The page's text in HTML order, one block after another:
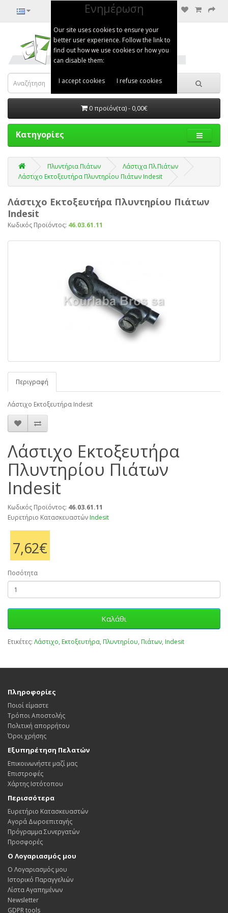
Ενημέρωση
Our site uses cookies to ensure your
better user experience. Follow the link to
find out how we use cookies or how you
can disable them:
I accept cookies I refuse cookies
0 προϊόν(τα) - 0,00€
Κατηγορίες
Πλυντήρια Πιάτων
Λάστιχα Πλ.Πιάτων
Λάστιχο Εκτοξευτήρα Πλυντηρίου Πιάτων Indesit
Λάστιχο Εκτοξευτήρα Πλυντηρίου Πιάτων
Indesit
Κωδικός Προϊόντος: 46.03.61.11
Περιγραφή
Λάστιχο Εκτοξευτήρα Indesit
Λάστιχο Εκτοξευτήρα
Πλυντηρίου Πιάτων
Indesit
Κωδικός Προϊόντος: 46.03.61.11
Ευρετήριο Κατασκευαστών Indesit
7,62€
Ποσότητα
Καλάθι
Ετικέτες: Λάστιχο, Εκτοξευτήρα, Πλυντηρίου, Πιάτων, Indesit
Πληροφορίες
Ποιοί είμαστε
Τρόποι Αποστολής
Πολιτική απορρήτου
Όροι χρήσης
Εξυπηρέτηση Πελατών
Επικοινωνήστε μαζί μας
Επιστροφές
Χάρτης Ιστότοπου
Περισσότερα
Ευρετήριο Κατασκευαστών
Αγορά Δωροεπιταγής
Πρόγραμμα Συνεργατών
Προσφορές
Ο Λογαριασμός μου
Ο Λογαριασμός μου
Ιστορικό Παραγγελιών
Λίστα Αγαπημένων
Newsletter
GDPR tools